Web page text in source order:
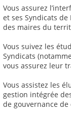
Vous assurez
et ses Syndicats
des maires du
Vous suivez les
Syndicats
vous assurez leur
Vous assistez les
gestion intégrée
de gouvernance